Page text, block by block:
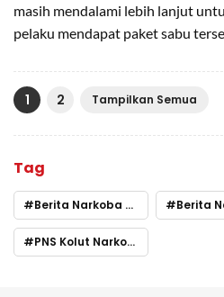
masih mendalami lebih lanjut
pelaku mendapat paket sabu
1 2 Tampilkan Semua
Tag
Berita Narkoba Kolut Berita
PNS Kolut Narkoba